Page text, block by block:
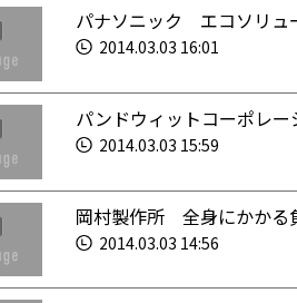
パナソニック エコソリュ
2014.03.03 16:01
パンドウィットコーポレ
2014.03.03 15:59
岡村製作所 全身にかかる
2014.03.03 14:56